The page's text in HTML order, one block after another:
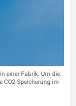
einer Fabrik: Um die
CO2-Speicherung im